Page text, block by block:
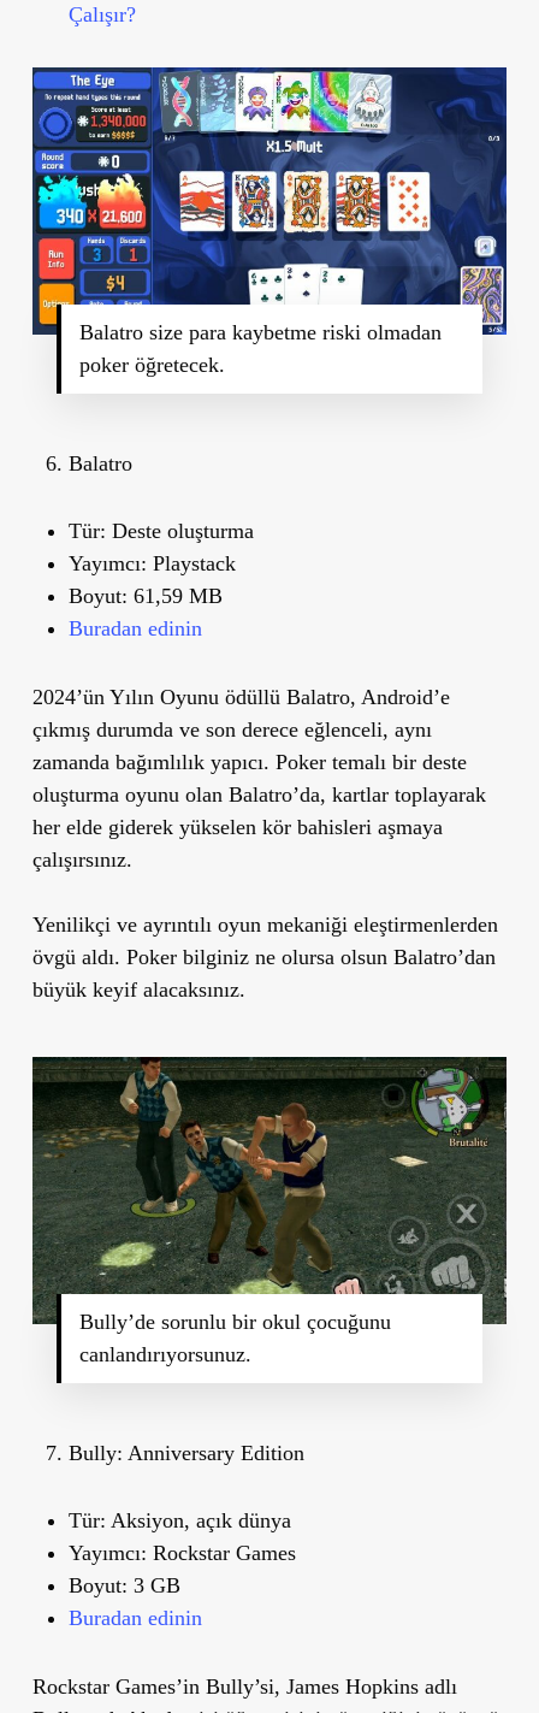
Çalışır?
Balatro size para kaybetme riski olmadan
poker öğretecek.
Balatro
Tür: Deste oluşturma
Yayımcı: Playstack
Boyut: 61,59 MB
Buradan edinin
2024’ün Yılın Oyunu ödüllü Balatro, Android’e
çıkmış durumda ve son derece eğlenceli, aynı
zamanda bağımlılık yapıcı. Poker temalı bir deste
oluşturma oyunu olan Balatro’da, kartlar toplayarak
her elde giderek yükselen kör bahisleri aşmaya
çalışırsınız.
Yenilikçi ve ayrıntılı oyun mekaniği eleştirmenlerden
övgü aldı. Poker bilginiz ne olursa olsun Balatro’dan
büyük keyif alacaksınız.
Bully’de sorunlu bir okul çocuğunu
canlandırıyorsunuz.
Bully: Anniversary Edition
Tür: Aksiyon, açık dünya
Yayımcı: Rockstar Games
Boyut: 3 GB
Buradan edinin
Rockstar Games’in Bully’si, James Hopkins adlı